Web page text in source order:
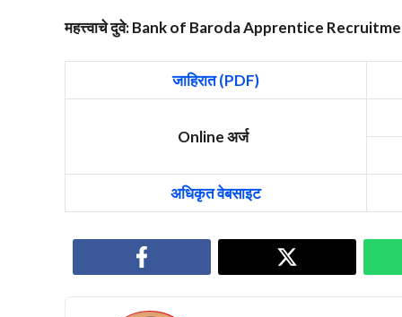
महत्त्वाचे दुवे: Bank of Baroda Apprentice
जाहिरात (PDF)
Online अर्ज
अधिकृत वेबसाइट